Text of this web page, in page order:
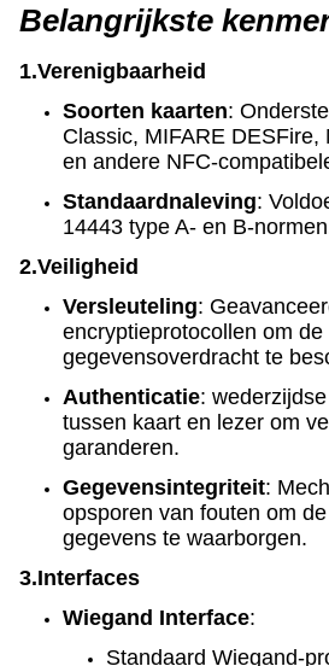
Belangrijkste
1.Verenigbaarheid
Soorten kaarten:
Classic, MIFARE DESFire,
en andere NFC-
Standaardnaleving:
14443 type A- en B-
2.Veiligheid
Versleuteling:
encryptieprotocollen om de
gegevensoverdracht te
Authenticatie:
tussen kaart en lezer om
garanderen.
Gegevensintegriteit:
opsporen van fouten om
gegevens te waarborgen.
3.Interfaces
Wiegand Interface:
Standaard Wiegand-